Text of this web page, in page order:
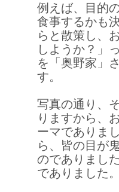
例えば、目的
食事するかも
らと散策し、
しようか？」
を「奥野家」
す。
写真の通り、
りますから、
ーマでありま
ら、皆の目が
のでありまし
でありました